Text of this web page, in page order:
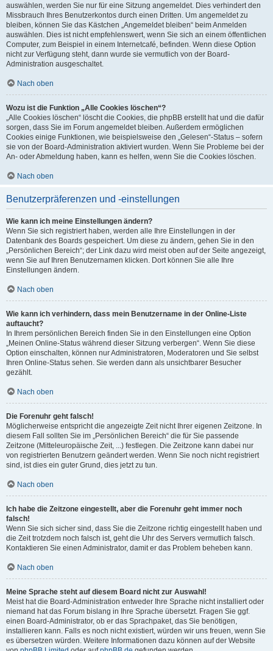
auswählen, werden Sie nur für eine Sitzung angemeldet. Dies verhindert den
Missbrauch Ihres Benutzerkontos durch einen Dritten. Um angemeldet zu
bleiben, können Sie das Kästchen „Angemeldet bleiben“ beim Anmelden
auswählen. Dies ist nicht empfehlenswert, wenn Sie sich an einem öffentlichen
Computer, zum Beispiel in einem Internetcafé, befinden. Wenn diese Option
nicht zur Verfügung steht, dann wurde sie vermutlich von der Board-
Administration ausgeschaltet.
Nach oben
Wozu ist die Funktion „Alle Cookies löschen“?
„Alle Cookies löschen“ löscht die Cookies, die phpBB erstellt hat und die dafür
sorgen, dass Sie im Forum angemeldet bleiben. Außerdem ermöglichen
Cookies einige Funktionen, wie beispielsweise den „Gelesen“-Status – sofern
sie von der Board-Administration aktiviert wurden. Wenn Sie Probleme bei der
An- oder Abmeldung haben, kann es helfen, wenn Sie die Cookies löschen.
Nach oben
Benutzerpräferenzen und -einstellungen
Wie kann ich meine Einstellungen ändern?
Wenn Sie sich registriert haben, werden alle Ihre Einstellungen in der
Datenbank des Boards gespeichert. Um diese zu ändern, gehen Sie in den
„Persönlichen Bereich“; der Link dazu wird meist oben auf der Seite angezeigt,
wenn Sie auf Ihren Benutzernamen klicken. Dort können Sie alle Ihre
Einstellungen ändern.
Nach oben
Wie kann ich verhindern, dass mein Benutzername in der Online-Liste
auftaucht?
In Ihrem persönlichen Bereich finden Sie in den Einstellungen eine Option
„Meinen Online-Status während dieser Sitzung verbergen“. Wenn Sie diese
Option einschalten, können nur Administratoren, Moderatoren und Sie selbst
Ihren Online-Status sehen. Sie werden dann als unsichtbarer Besucher
gezählt.
Nach oben
Die Forenuhr geht falsch!
Möglicherweise entspricht die angezeigte Zeit nicht Ihrer eigenen Zeitzone. In
diesem Fall sollten Sie im „Persönlichen Bereich“ die für Sie passende
Zeitzone (Mitteleuropäische Zeit, ...) festlegen. Die Zeitzone kann dabei nur
von registrierten Benutzern geändert werden. Wenn Sie noch nicht registriert
sind, ist dies ein guter Grund, dies jetzt zu tun.
Nach oben
Ich habe die Zeitzone eingestellt, aber die Forenuhr geht immer noch
falsch!
Wenn Sie sich sicher sind, dass Sie die Zeitzone richtig eingestellt haben und
die Zeit trotzdem noch falsch ist, geht die Uhr des Servers vermutlich falsch.
Kontaktieren Sie einen Administrator, damit er das Problem beheben kann.
Nach oben
Meine Sprache steht auf diesem Board nicht zur Auswahl!
Meist hat die Board-Administration entweder Ihre Sprache nicht installiert oder
niemand hat das Forum bislang in Ihre Sprache übersetzt. Fragen Sie ggf.
einen Board-Administrator, ob er das Sprachpaket, das Sie benötigen,
installieren kann. Falls es noch nicht existiert, würden wir uns freuen, wenn Sie
es übersetzen würden. Weitere Informationen dazu können auf der Website